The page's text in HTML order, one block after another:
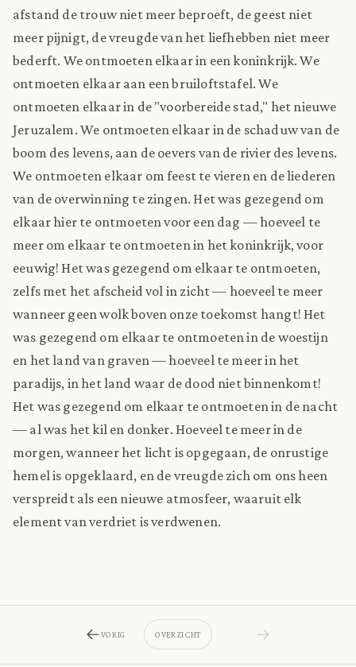
afstand de trouw niet meer beproeft, de geest niet
meer pijnigt, de vreugde van het liefhebben niet meer
bederft. We ontmoeten elkaar in een koninkrijk. We
ontmoeten elkaar aan een bruiloftstafel. We
ontmoeten elkaar in de "voorbereide stad," het nieuwe
Jeruzalem. We ontmoeten elkaar in de schaduw van de
boom des levens, aan de oevers van de rivier des levens.
We ontmoeten elkaar om feest te vieren en de liederen
van de overwinning te zingen. Het was gezegend om
elkaar hier te ontmoeten voor een dag — hoeveel te
meer om elkaar te ontmoeten in het koninkrijk, voor
eeuwig! Het was gezegend om elkaar te ontmoeten,
zelfs met het afscheid vol in zicht — hoeveel te meer
wanneer geen wolk boven onze toekomst hangt! Het
was gezegend om elkaar te ontmoeten in de woestijn
en het land van graven — hoeveel te meer in het
paradijs, in het land waar de dood niet binnenkomt!
Het was gezegend om elkaar te ontmoeten in de nacht
— al was het kil en donker. Hoeveel te meer in de
morgen, wanneer het licht is opgegaan, de onrustige
hemel is opgeklaard, en de vreugde zich om ons heen
verspreidt als een nieuwe atmosfeer, waaruit elk
element van verdriet is verdwenen.
VORIG OVERZICHT